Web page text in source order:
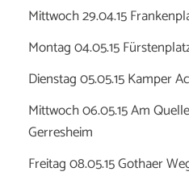
Mittwoch 29.04.15
Montag 04.05.15
Dienstag 05.05.15 Kamper
Mittwoch 06.05.15 Am
Gerresheim
Freitag 08.05.15 Gothaer